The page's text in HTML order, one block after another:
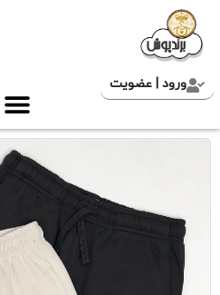
ورود | عضویت